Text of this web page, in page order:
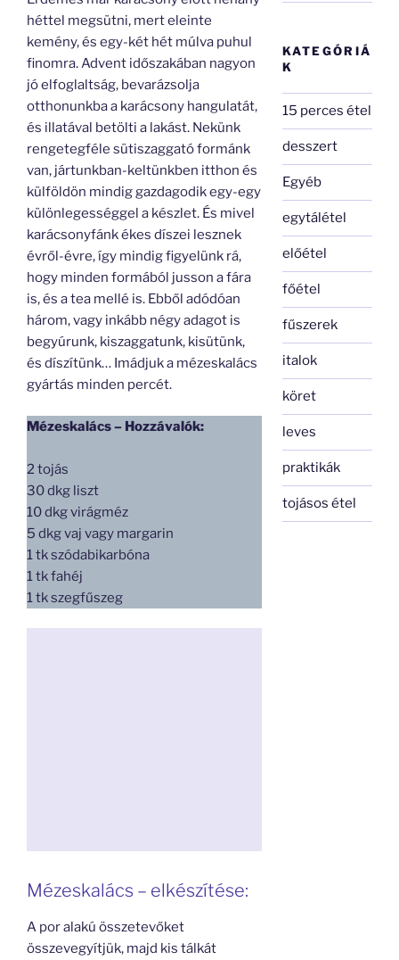
héttel megsütni, mert eleinte
kemény, és egy-két hét múlva puhul
finomra. Advent időszakában nagyon
jó elfoglaltság, bevarázsolja
otthonunkba a karácsony hangulatát,
és illatával betölti a lakást. Nekünk
rengetegféle sütiszaggató formánk
van, jártunkban-keltünkben itthon és
külföldön mindig gazdagodik egy-egy
különlegességgel a készlet. És mivel
karácsonyfánk ékes díszei lesznek
évről-évre, így mindig figyelünk rá,
hogy minden formából jusson a fára
is, és a tea mellé is. Ebből adódóan
három, vagy inkább négy adagot is
begyúrunk, kiszaggatunk, kisütünk,
és díszítünk… Imádjuk a mézeskalács
gyártás minden percét.
Mézeskalács – Hozzávalók:
2 tojás
30 dkg liszt
10 dkg virágméz
5 dkg vaj vagy margarin
1 tk szódabikarbóna
1 tk fahéj
1 tk szegfűszeg
Mézeskalács – elkészítése:
A por alakú összetevőket
összevegyítjük, majd kis tálkát
KATEGÓRIÁ
K
15 perces étel
desszert
Egyéb
egytálétel
előétel
főétel
fűszerek
italok
köret
leves
praktikák
tojásos étel